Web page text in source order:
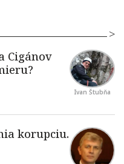
Ivan Štubňa